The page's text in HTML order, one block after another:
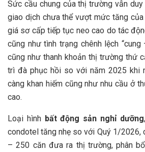
Sức cầu chung của thị trường vẫn
giao dịch chưa thể vượt mức tăng
giá sơ cấp tiếp tục neo cao do tác
cũng như tình trạng chênh lệch
cũng như thanh khoản thị trường thứ
trì đà phục hồi so với năm 2025 khi
càng khan hiếm cũng như nhu cầu ở
cao.
Loại hình bất động sản nghỉ dưỡng
condotel tăng nhẹ so với Quý 1/2026,
– 250 căn đưa ra thị trường, phân